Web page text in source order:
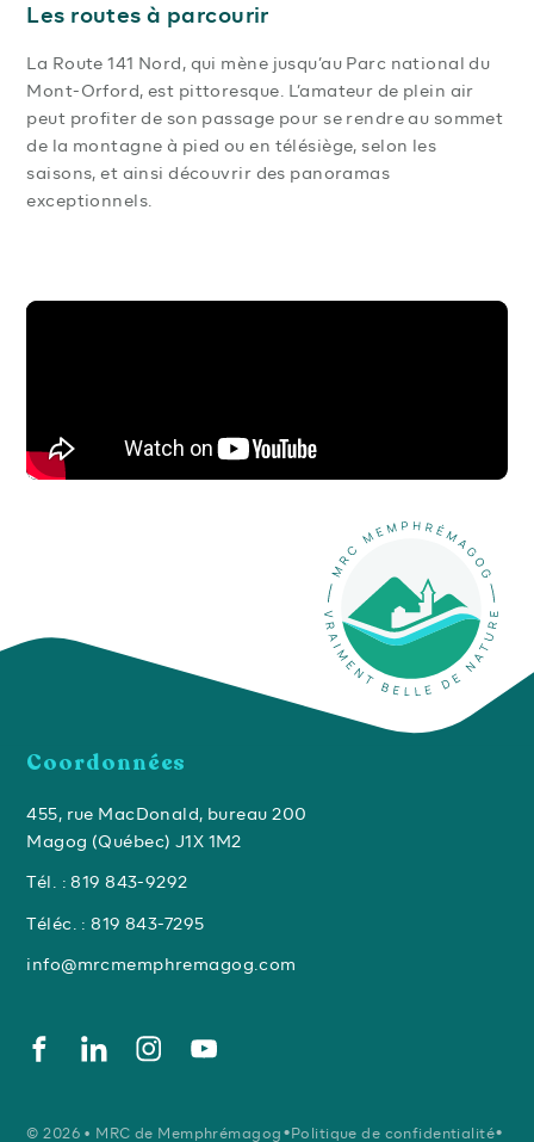
Les routes à parcourir
La Route 141 Nord, qui mène jusqu’au Parc national du
Mont-Orford, est pittoresque. L’amateur de plein air
peut profiter de son passage pour se rendre au sommet
de la montagne à pied ou en télésiège, selon les
saisons, et ainsi découvrir des panoramas
exceptionnels.
Coordonnées
455, rue MacDonald, bureau 200
Magog (Québec) J1X 1M2
Tél. : 819 843-9292
Téléc. : 819 843-7295
info@mrcmemphremagog.com
© 2026 • MRC de Memphrémagog •Politique de confidentialité•